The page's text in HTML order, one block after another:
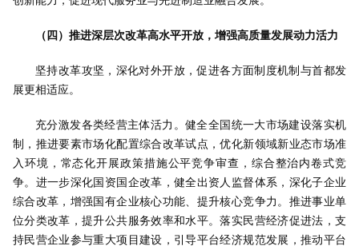
（四）推进深层次改革高水平开放，增强高质量发展动力活力
坚持改革攻坚，深化对外开放，促进各方面制度机制与首都发
展更相适应。
充分激发各类经营主体活力。健全全国统一大市场建设落实机
制，推进要素市场化配置综合改革试点，优化新领域新业态市场准
入环境，常态化开展政策措施公平竞争审查，综合整治内卷式竞
争。进一步深化国资国企改革，健全出资人监督体系，深化子企业
综合改革，增强国有企业核心功能、提升核心竞争力。推进事业单
位分类改革，提升公共服务效率和水平。落实民营经济促进法，支
持民营企业参与重大项目建设，引导平台经济规范发展，推动平台